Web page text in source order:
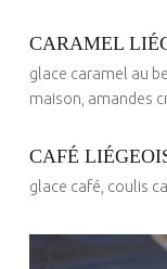
Posted on:
6 Juin 2020
Written by:
ANDRE PICHOT
CARAMEL
glace caramel au
maison, amandes
Posted on:
23 Mai 2017
Written by:
CAFÉ
glace café, coulis